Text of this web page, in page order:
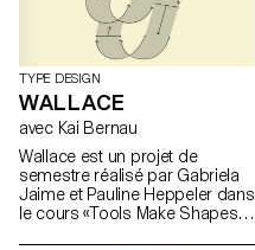
les ressources de traitement.
C’est aujourd’hui le standard de
l'industrie. Ce projet vise à
remettre en question ce
standard et à le réévaluer en
allant au-delà des tendances
établies. Il développe des idées
novatrices en explorant des
méthodes alternatives pour
dessiner des courbes et des
formes de lettres.
TYPE DESIGN
WALLACE
avec Kai Bernau
Wallace est un projet de
semestre réalisé par Gabriela
Jaime et Pauline Heppeler dans
le cours «Tools Make Shapes»